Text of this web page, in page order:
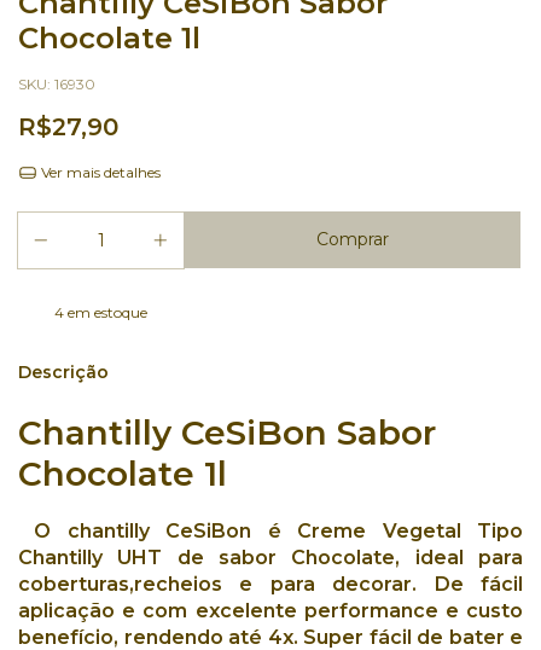
Chocolate 1l
SKU: 16930
R$27,90
Ver mais detalhes
4 em estoque
Descrição
Chantilly CeSiBon Sabor
Chocolate 1l
O chantilly CeSiBon é Creme Vegetal Tipo
Chantilly UHT de sabor Chocolate, ideal para
coberturas,recheios e para decorar. De fácil
aplicação e com excelente performance e custo
benefício, rendendo até 4x. Super fácil de bater e